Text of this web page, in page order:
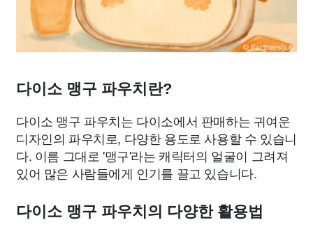
다이소 맹구 파우치란?
다이소 맹구 파우치는 다이소에서 판매하는 귀여운
디자인의 파우치로, 다양한 용도로 사용할 수 있습니
다. 이름 그대로 '맹구'라는 캐릭터의 얼굴이 그려져
있어 많은 사람들에게 인기를 끌고 있습니다.
다이소 맹구 파우치의 다양한 활용법